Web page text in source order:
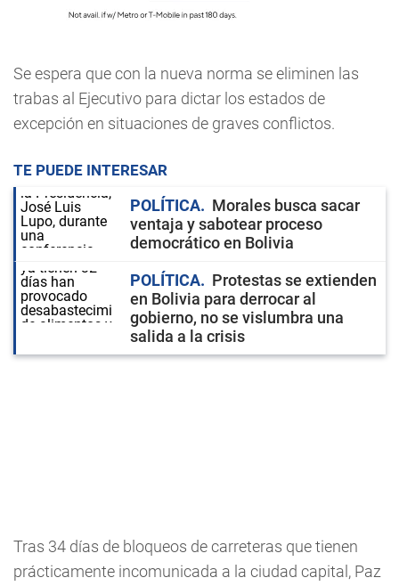
Se espera que con la nueva norma se eliminen las
trabas al Ejecutivo para dictar los estados de
excepción en situaciones de graves conflictos.
TE PUEDE INTERESAR
POLÍTICA
Morales busca sacar
ventaja y sabotear proceso
democrático en Bolivia
POLÍTICA
Protestas se extienden
en Bolivia para derrocar al
gobierno, no se vislumbra una
salida a la crisis
Tras 34 días de bloqueos de carreteras que tienen
prácticamente incomunicada a la ciudad capital, Paz